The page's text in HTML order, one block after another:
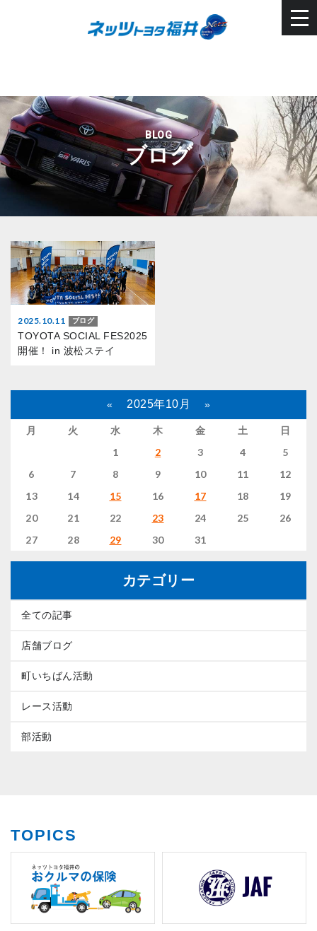
BLOG
ブログ
2025.10.11 ブログ
TOYOTA SOCIAL FES2025
開催！ in 波松ステイ
« 2025年10月 »
月 火 水 木 金 土
日
1
2 3 4
5
6
7 8 9 10 11
12
13
14 15 16 17 18
19
20
21 22 23 24 25
26
27
28 29 30 31
カテゴリー
全ての記事
店舗ブログ
町いちばん活動
レース活動
部活動
TOPICS